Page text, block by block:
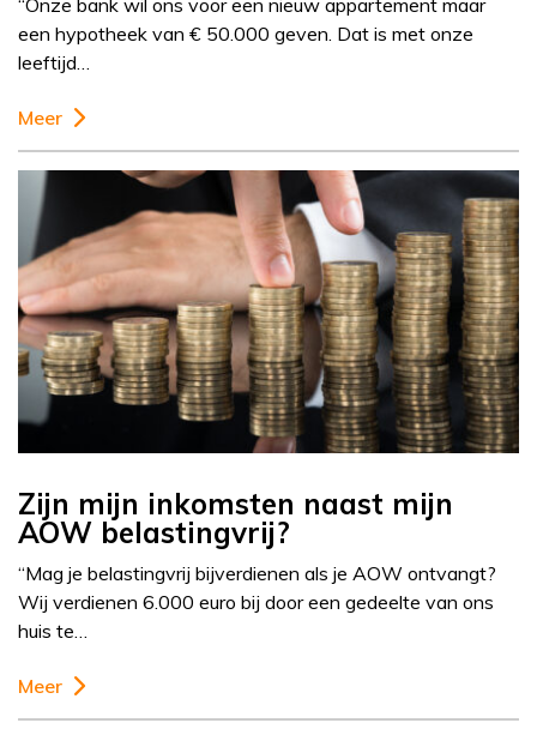
“Onze bank wil ons voor een nieuw appartement maar
een hypotheek van € 50.000 geven. Dat is met onze
leeftijd…
Meer
Zijn mijn inkomsten naast mijn
AOW belastingvrij?
“Mag je belastingvrij bijverdienen als je AOW ontvangt?
Wij verdienen 6.000 euro bij door een gedeelte van ons
huis te…
Meer